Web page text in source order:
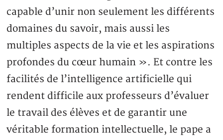
capable d’unir non seulement les différents
domaines du savoir, mais aussi les
multiples aspects de la vie et les aspirations
profondes du cœur humain ». Et contre les
facilités de l’intelligence artificielle qui
rendent difficile aux professeurs d’évaluer
le travail des élèves et de garantir une
véritable formation intellectuelle, le pape a